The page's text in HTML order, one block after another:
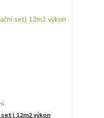
12m2 výkon